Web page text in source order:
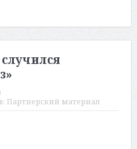
в: Партнерский материал